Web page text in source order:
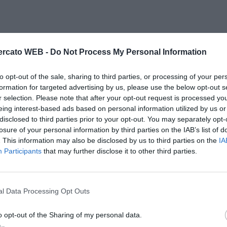
WEB - Do Not Process My Personal Information
opt-out of the sale, sharing to third parties, or processing of your
for targeted advertising by us, please use the below opt-out
selection. Please note that after your opt-out request is processed
interest-based ads based on personal information utilized by us
to third parties prior to your opt-out. You may separately
of your personal information by third parties on the IAB’s list of
This information may also be disclosed by us to third parties on the
Participants that may further disclose it to other third parties.
Data Processing Opt Outs
opt-out of the Sharing of my personal data.
sua solita carica agonistica. Quasi mai nel vivo
meglio: dare intensità alla partita.Dal 71esimo
Non manca mai il suo apporto in mezzo al campo,
Pellegrini 6.5 -Col suo ingresso si riforma il
i giochi a meno di dieci minuti dalla fine spedendo in
da Chiesa.
della Spagna, l'esperienza di Busquets e Koke,
in costante apnea.
Dal 59esimo Locatelli 5.5 -
dirottato a sinistra. Prova a mettere la sua